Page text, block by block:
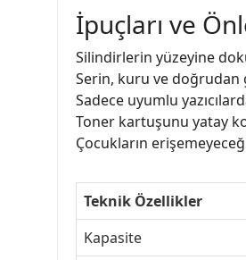
İpuçları ve
Silindirlerin yüzeyine
Serin, kuru ve doğrudan
Sadece uyumlu
Toner kartuşunu yatay
Çocukların
Teknik Özellikler
Kapasite